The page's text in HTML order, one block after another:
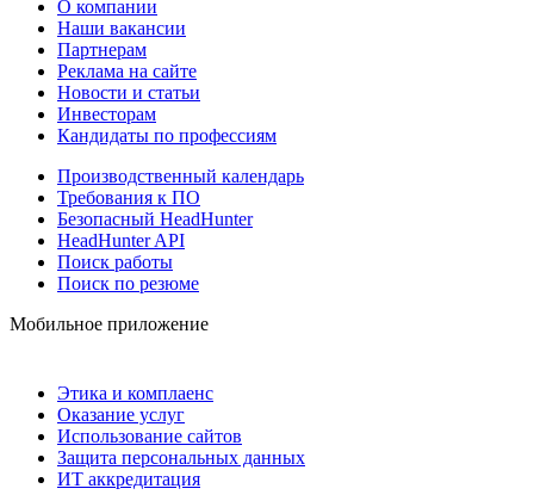
О компании
Наши вакансии
Партнерам
Реклама на сайте
Новости и статьи
Инвесторам
Кандидаты по профессиям
Производственный календарь
Требования к ПО
Безопасный HeadHunter
HeadHunter API
Поиск работы
Поиск по резюме
Мобильное приложение
Этика и комплаенс
Оказание услуг
Использование сайтов
Защита персональных данных
ИТ аккредитация